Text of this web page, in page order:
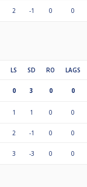
2 -1 0 0
LS SD RO LAGS
0 3 0 0
1 1 0 0
2 -1 0 0
3 -3 0 0